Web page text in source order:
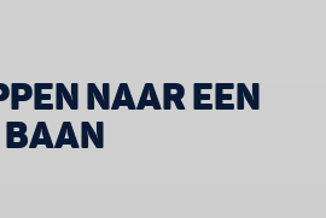
NAAR EEN
BAAN